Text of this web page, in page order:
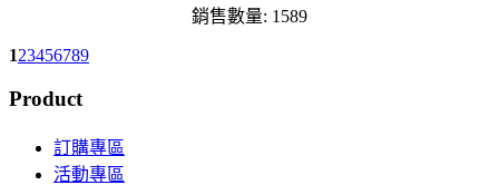
銷售數量: 1589
123456789
Product
訂購專區
活動專區